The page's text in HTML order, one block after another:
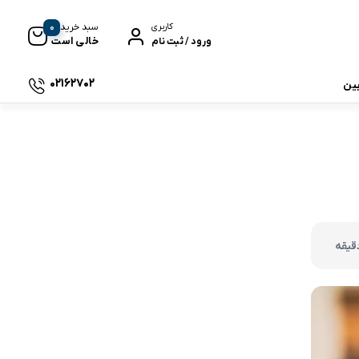
کاربری
ورود / ثبت نام
سبد خرید
خالی است
0
02162702